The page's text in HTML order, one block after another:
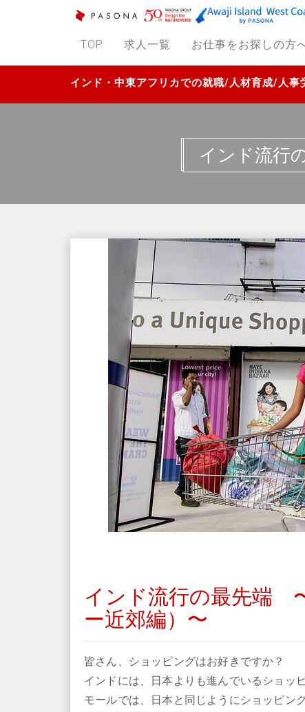
TOP 求人一覧 お仕事をお探しの方
インド・中東アフリカでの就職/人材育成/人事
インド流行
インド流行の最先端
ー近郊編）〜
皆さん、ショッピングはお好きですか？
インドには、日本よりも進んでいるショッ
モールでは、日本と同じようにショッピン